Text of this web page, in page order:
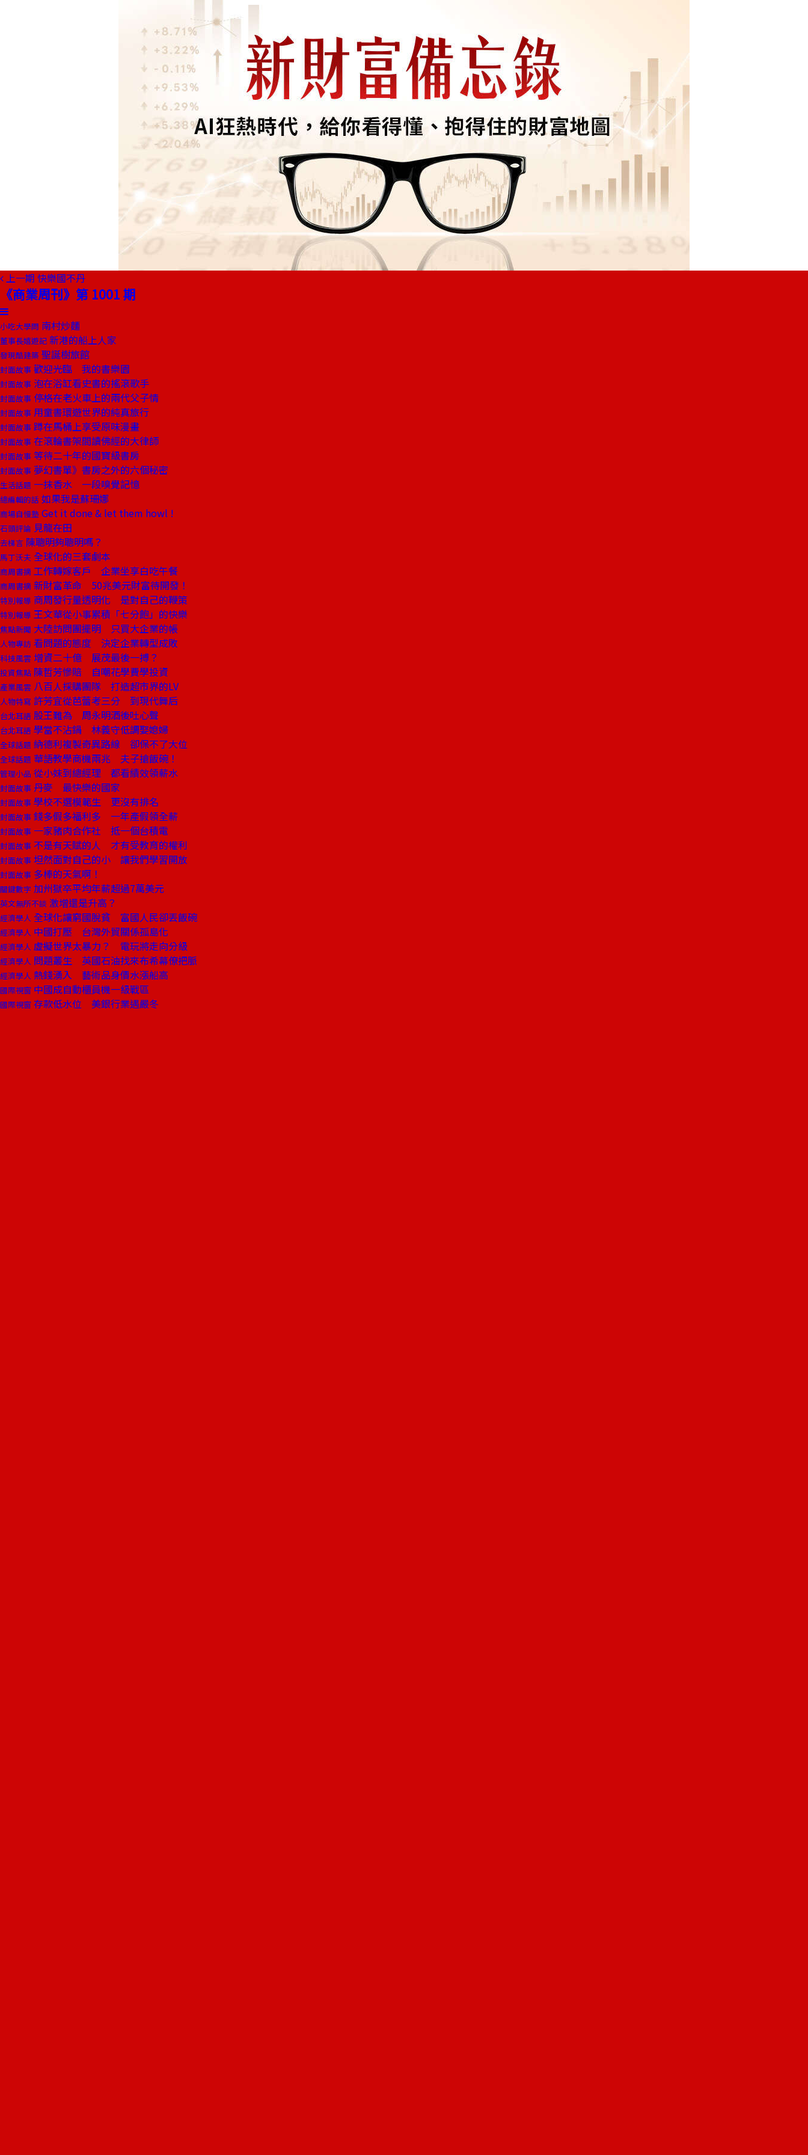
上一期 快樂國不丹
《商業周刊》第 1001 期
小吃大學問 南村炒麵
董事長嬉遊記 新港的船上人家
發現酷建築 聖誕樹旅館
封面故事 歡迎光臨 我的書樂園
封面故事 泡在浴缸看史書的搖滾歌手
封面故事 停格在老火車上的兩代父子情
封面故事 用童書環遊世界的純真旅行
封面故事 蹲在馬桶上享受原味漫畫
封面故事 在滾輪書架間讀佛經的大律師
封面故事 等待二十年的國寶級書房
封面故事 夢幻書單》書房之外的六個秘密
生活話題 一抹香水 一段嗅覺記憶
總編輯的話 如果我是蘇珊娜
商場自慢塾 Get it done & let them howl !
石頭評論 見龍在田
去梯言 陳聰明夠聰明嗎？
馬丁沃夫 全球化的三套劇本
商周書摘 工作轉嫁客戶 企業坐享白吃午餐
商周書摘 新財富革命 50兆美元財富待開發！
特別報導 商周發行量透明化 是對自己的鞭策
特別報導 王文華從小事累積「七分飽」的快樂
焦點新聞 大陸訪問團擺明 只買大企業的帳
人物專訪 看問題的態度 決定企業轉型成敗
科技風雲 增資二十億 展茂最後一搏？
投資焦點 陳哲芳慘賠 自嘲花學費學投資
產業風雲 八百人採購團隊 打造超市界的LV
人物特寫 許芳宜從芭蕾考三分 到現代舞后
台北耳語 股王難為 周永明酒後吐心聲
台北耳語 學當不沾鍋 林義守低調娶媳婦
全球話題 納德利複製奇異路線 卻保不了大位
全球話題 華語教學商機兩兆 夫子搶飯碗！
管理小品 從小妹到總經理 都看績效領薪水
封面故事 丹麥 最快樂的國家
封面故事 學校不選模範生 更沒有排名
封面故事 錢多假多福利多 一年產假領全薪
封面故事 一家豬肉合作社 抵一個台積電
封面故事 不是有天賦的人 才有受教育的權利
封面故事 坦然面對自己的小 讓我們學習開放
封面故事 多棒的天氣啊！
關鍵數字 加州獄卒平均年薪超過7萬美元
英文無所不談 激增還是升高？
經濟學人 全球化讓窮國脫貧 富國人民卻丟飯碗
經濟學人 中國打壓 台灣外貿關係孤島化
經濟學人 虛擬世界太暴力？ 電玩將走向分級
經濟學人 問題叢生 英國石油找來布希幕僚把脈
經濟學人 熱錢湧入 藝術品身價水漲船高
國際視窗 中國成自動櫃員機一級戰區
國際視窗 存款低水位 美銀行業遇嚴冬